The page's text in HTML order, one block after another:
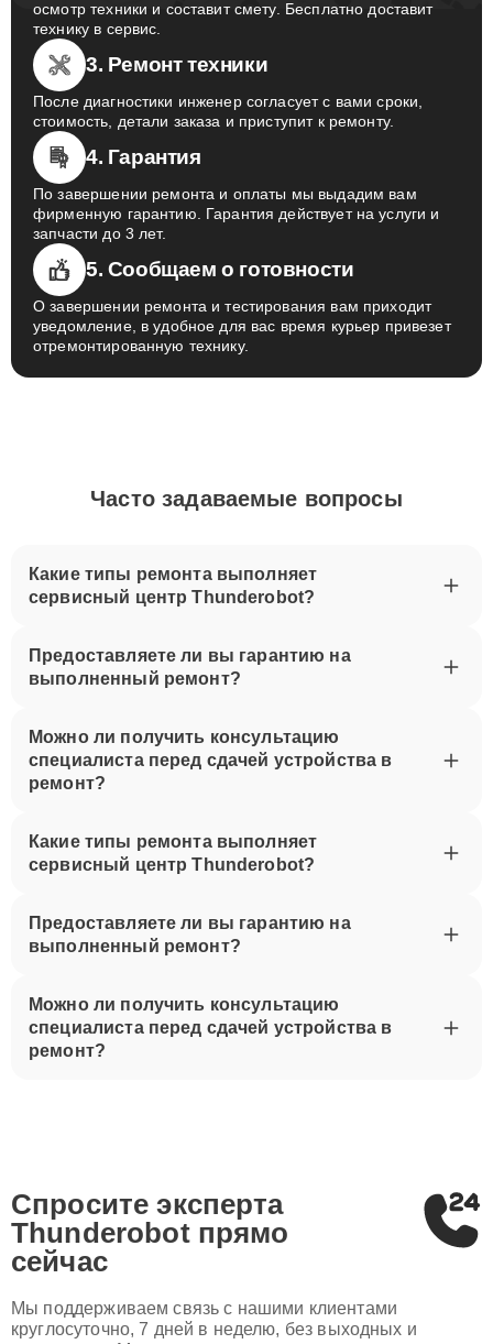
осмотр техники и составит смету. Бесплатно доставит
технику в сервис.
3. Ремонт техники
После диагностики инженер согласует с вами сроки,
стоимость, детали заказа и приступит к ремонту.
4. Гарантия
По завершении ремонта и оплаты мы выдадим вам
фирменную гарантию. Гарантия действует на услуги и
запчасти до 3 лет.
5. Сообщаем о готовности
О завершении ремонта и тестирования вам приходит
уведомление, в удобное для вас время курьер привезет
отремонтированную технику.
Часто задаваемые вопросы
Какие типы ремонта выполняет
сервисный центр Thunderobot?
Предоставляете ли вы гарантию на
выполненный ремонт?
Можно ли получить консультацию
специалиста перед сдачей устройства в
ремонт?
Какие типы ремонта выполняет
сервисный центр Thunderobot?
Предоставляете ли вы гарантию на
выполненный ремонт?
Можно ли получить консультацию
специалиста перед сдачей устройства в
ремонт?
Спросите эксперта
Thunderobot прямо
сейчас
Мы поддерживаем связь с нашими клиентами
круглосуточно, 7 дней в неделю, без выходных и